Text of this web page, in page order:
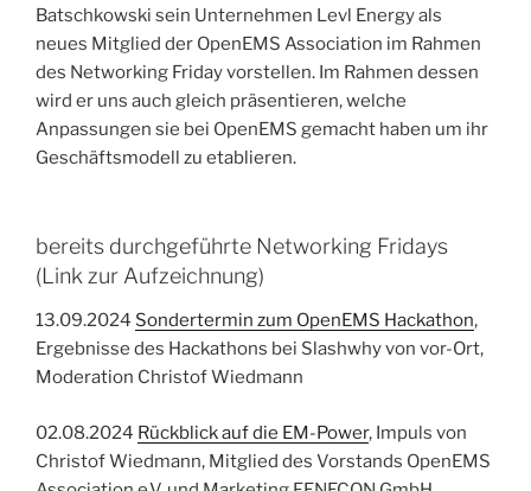
Batschkowski sein Unternehmen Levl Energy als
neues Mitglied der OpenEMS Association im Rahmen
des Networking Friday vorstellen. Im Rahmen dessen
wird er uns auch gleich präsentieren, welche
Anpassungen sie bei OpenEMS gemacht haben um ihr
Geschäftsmodell zu etablieren.
bereits durchgeführte Networking Fridays
(Link zur Aufzeichnung)
13.09.2024 Sondertermin zum OpenEMS Hackathon,
Ergebnisse des Hackathons bei Slashwhy von vor-Ort,
Moderation Christof Wiedmann
02.08.2024 Rückblick auf die EM-Power, Impuls von
Christof Wiedmann, Mitglied des Vorstands OpenEMS